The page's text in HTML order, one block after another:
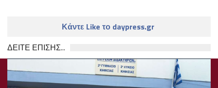
Κάντε Like το daypress.gr
ΔΕΙΤΕ ΕΠΙΣΗΣ...